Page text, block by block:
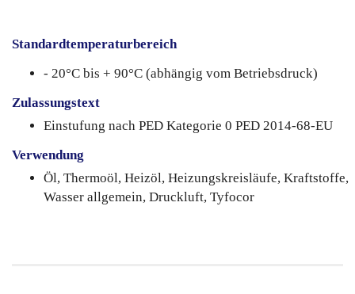
Standardtemperaturbereich
- 20°C bis + 90°C (abhängig vom Betriebsdruck)
Zulassungstext
Einstufung nach PED Kategorie 0 PED 2014-68-EU
Verwendung
Öl, Thermoöl, Heizöl, Heizungskreisläufe, Kraftstoffe,
Wasser allgemein, Druckluft, Tyfocor